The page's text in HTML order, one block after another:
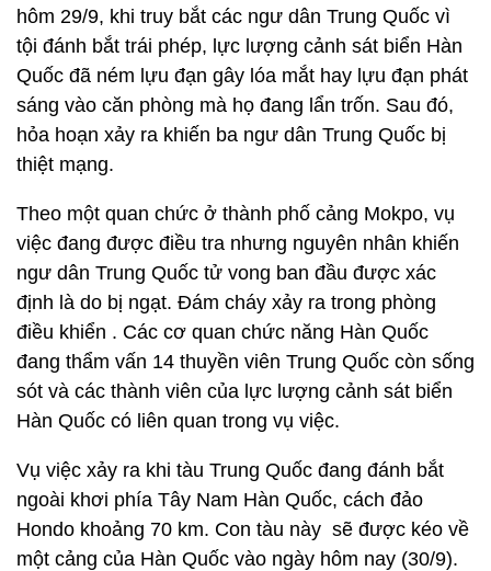
hôm 29/9, khi truy bắt các ngư dân Trung Quốc vì
tội đánh bắt trái phép, lực lượng cảnh sát biển Hàn
Quốc đã ném lựu đạn gây lóa mắt hay lựu đạn phát
sáng vào căn phòng mà họ đang lẩn trốn. Sau đó,
hỏa hoạn xảy ra khiến ba ngư dân Trung Quốc bị
thiệt mạng.
Theo một quan chức ở thành phố cảng Mokpo, vụ
việc đang được điều tra nhưng nguyên nhân khiến
ngư dân Trung Quốc tử vong ban đầu được xác
định là do bị ngạt. Đám cháy xảy ra trong phòng
điều khiển . Các cơ quan chức năng Hàn Quốc
đang thẩm vấn 14 thuyền viên Trung Quốc còn sống
sót và các thành viên của lực lượng cảnh sát biển
Hàn Quốc có liên quan trong vụ việc.
Vụ việc xảy ra khi tàu Trung Quốc đang đánh bắt
ngoài khơi phía Tây Nam Hàn Quốc, cách đảo
Hondo khoảng 70 km. Con tàu này sẽ được kéo về
một cảng của Hàn Quốc vào ngày hôm nay (30/9).